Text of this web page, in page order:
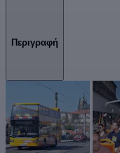
Περιγραφή